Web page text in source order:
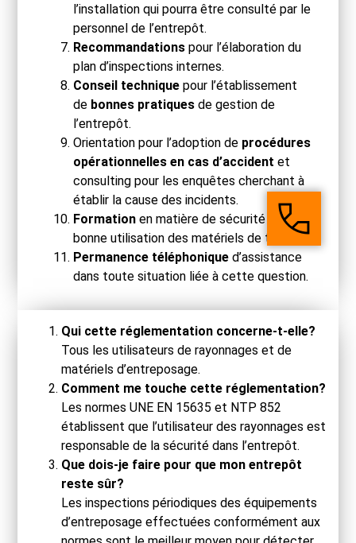
l’installation qui pourra être consulté par le
personnel de l’entrepôt.
Recommandations pour l’élaboration du
plan d’inspections internes.
Conseil techniquepour l’établissement
de bonnes pratiques de gestion de
l’entrepôt.
Orientation pour l’adoption de procédures
opérationnelles en cas d’accident et
consulting pour les enquêtes cherchant à
établir la cause des incidents.
Formation en matière de sécurité et de
bonne utilisation des matériels de travail.
Permanence téléphonique d’assistance
dans toute situation liée à cette question.
Qui cette réglementation concerne-t-elle?
Tous les utilisateurs de rayonnages et de
matériels d’entreposage.
Comment me touche cette réglementation?
Les normes UNE EN 15635 et NTP 852
établissent que l’utilisateur des rayonnages est
responsable de la sécurité dans l’entrepôt.
Que dois-je faire pour que mon entrepôt
reste sûr?
Les inspections périodiques des équipements
d’entreposage effectuées conformément aux